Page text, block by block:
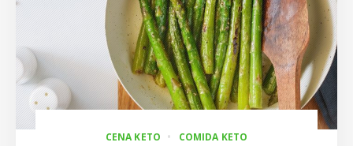
CENA KETO COMIDA KETO